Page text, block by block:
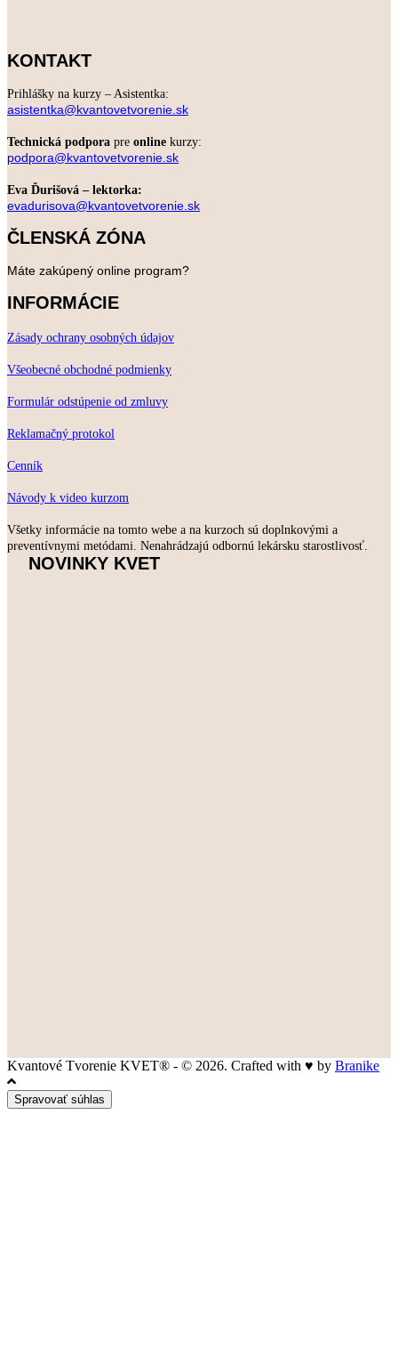
KONTAKT
Prihlášky na kurzy – Asistentka:
asistentka@kvantovetvorenie.sk
Technická podpora pre online kurzy:
podpora@kvantovetvorenie.sk
Eva Ďurišová – lektorka:
evadurisova@kvantovetvorenie.sk
ČLENSKÁ ZÓNA
Máte zakúpený online program?
INFORMÁCIE
Zásady ochrany osobných údajov
Všeobecné obchodné podmienky
Formulár odstúpenie od zmluvy
Reklamačný protokol
Cenník
Návody k video kurzom
Všetky informácie na tomto webe a na kurzoch sú doplnkovými a
preventívnymi metódami. Nenahrádzajú odbornú lekársku starostlivosť.
NOVINKY KVET
Kvantové Tvorenie KVET® - © 2026. Crafted with ♥ by Branike
Spravovať súhlas